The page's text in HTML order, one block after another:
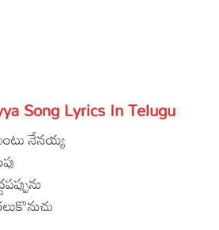
Song Lyrics In Telugu
నేనయ్య